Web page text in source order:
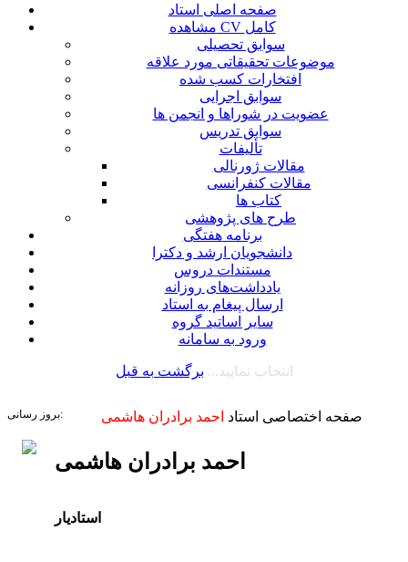
صفحه اصلی استاد
مشاهده CV کامل
سوابق تحصیلی
موضوعات تحقیقاتی مورد علاقه
افتخارات کسب شده
سوابق اجرایی
عضویت در شوراها و انجمن ها
سوابق تدریس
تألیفات
مقالات ژورنالی
مقالات کنفرانسی
کتاب ها
طرح های پژوهشی
برنامه هفتگی
دانشجویان ارشد و دکترا
مستندات دروس
یادداشت‌های روزانه
ارسال پیغام به استاد
سایر اساتید گروه
ورود به سامانه
انتخاب نمایید... برگشت به قبل
بروز رسانی: صفحه اختصاصی استاد احمد برادران هاشمی
احمد برادران هاشمی
استادیار